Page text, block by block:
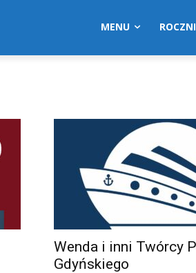
MENU
Wenda i inni Twórcy
Gdyńskiego